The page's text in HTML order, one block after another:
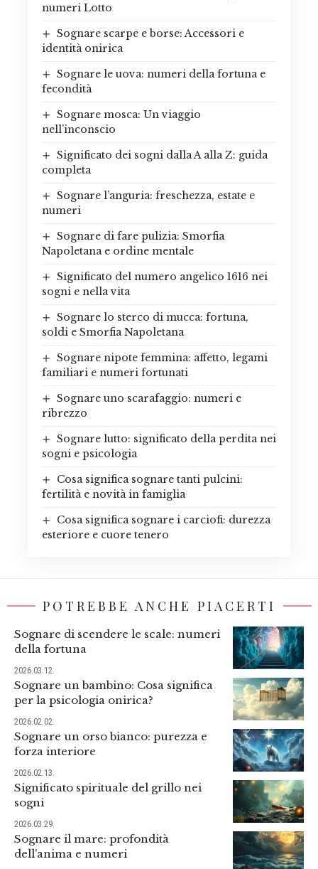
numeri Lotto
Sognare scarpe e borse: Accessori e
identità onirica
Sognare le uova: numeri della fortuna e
fecondità
Sognare mosca: Un viaggio
nell’inconscio
Significato dei sogni dalla A alla Z: guida
completa
Sognare l’anguria: freschezza, estate e
numeri
Sognare di fare pulizia: Smorfia
Napoletana e ordine mentale
Significato del numero angelico 1616 nei
sogni e nella vita
Sognare lo sterco di mucca: fortuna,
soldi e Smorfia Napoletana
Sognare nipote femmina: affetto, legami
familiari e numeri fortunati
Sognare uno scarafaggio: numeri e
ribrezzo
Sognare lutto: significato della perdita nei
sogni e psicologia
Cosa significa sognare tanti pulcini:
fertilità e novità in famiglia
Cosa significa sognare i carciofi: durezza
esteriore e cuore tenero
POTREBBE ANCHE PIACERTI
Sognare di scendere le scale: numeri
della fortuna
2026.03.12.
Sognare un bambino: Cosa significa
per la psicologia onirica?
2026.02.02.
Sognare un orso bianco: purezza e
forza interiore
2026.02.13.
Significato spirituale del grillo nei
sogni
2026.03.29.
Sognare il mare: profondità
dell’anima e numeri